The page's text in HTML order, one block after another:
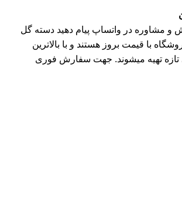
مشاوره در واتساپ پیام دهید دسته گل
با قیمت بروز هستند و با بالاترین
تهیه میشوند. جهت سفارش فوری